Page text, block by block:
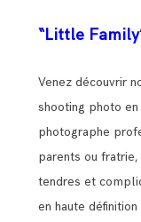
“Little
Venez découvrir
shooting photo
photographe
parents ou
tendres et
en haute